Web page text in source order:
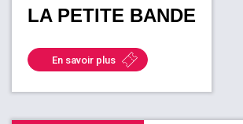
LA PETITE BANDE
En savoir plus